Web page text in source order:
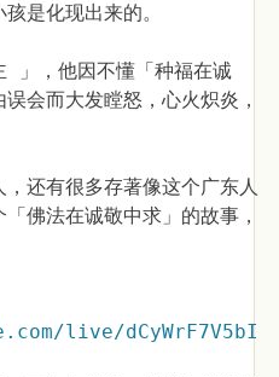
是化现出来的。
」，他因不懂「种福在诚
会而大发瞠怒，心火炽炎，
还有很多存著像这个广东人
佛法在诚敬中求」的故事，
live/dCyWrF7V5bI